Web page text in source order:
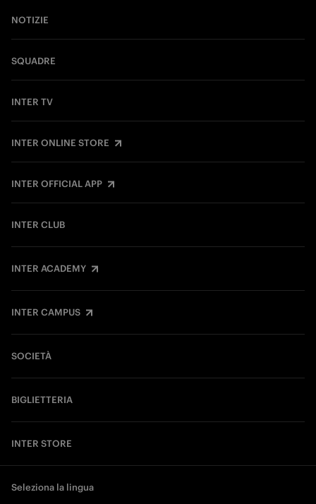
NOTIZIE
SQUADRE
INTER TV
INTER ONLINE STORE
INTER OFFICIAL APP
INTER CLUB
INTER ACADEMY
INTER CAMPUS
SOCIETÀ
BIGLIETTERIA
INTER STORE
Seleziona la lingua